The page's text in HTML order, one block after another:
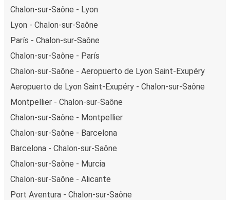
Chalon-sur-Saône - Lyon
Lyon - Chalon-sur-Saône
París - Chalon-sur-Saône
Chalon-sur-Saône - París
Chalon-sur-Saône - Aeropuerto de Lyon Saint-Exupéry
Aeropuerto de Lyon Saint-Exupéry - Chalon-sur-Saône
Montpellier - Chalon-sur-Saône
Chalon-sur-Saône - Montpellier
Chalon-sur-Saône - Barcelona
Barcelona - Chalon-sur-Saône
Chalon-sur-Saône - Murcia
Chalon-sur-Saône - Alicante
Port Aventura - Chalon-sur-Saône